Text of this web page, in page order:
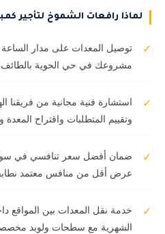
لماذا رافعات الشموخ لتأجير
✓
توصيل المعدات على مدار الساعة
مشروعك في حي الحوية
✓
استشارة فنية مجانية من فريقنا
وتقييم المتطلبات واقتراح
✓
ضمان أفضل سعر تنافسي في
عرض أقل من منافس معتمد
✓
خدمة نقل المعدات بين المواقع
الشهرية مع سطحات ولوبد